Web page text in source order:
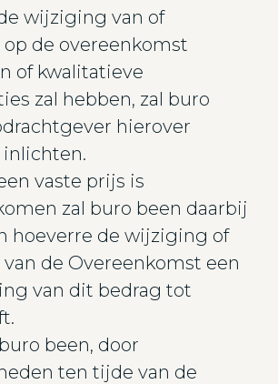
wijziging van of
de overeenkomst
of kwalitatieve
zal hebben, zal buro
hierover
vaste prijs is
zal buro been daarbij
hoeverre de wijziging of
de Overeenkomst een
van dit bedrag tot
been, door
ten tijde van de